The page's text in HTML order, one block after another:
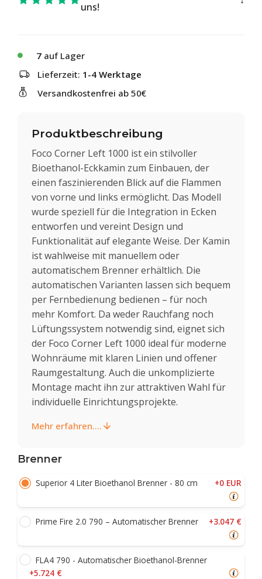
uns!
7 auf Lager
Lieferzeit: 1-4 Werktage
Versandkostenfrei ab 50€
Produktbeschreibung
Foco Corner Left 1000 ist ein stilvoller
Bioethanol-Eckkamin zum Einbauen, der
einen faszinierenden Blick auf die Flammen
von vorne und links ermöglicht. Das Modell
wurde speziell für die Integration in Ecken
entworfen und vereint Design und
Funktionalität auf elegante Weise. Der Kamin
ist wahlweise mit manuellem oder
automatischem Brenner erhältlich. Die
automatischen Varianten lassen sich bequem
per Fernbedienung bedienen – für noch
mehr Komfort. Da weder Rauchfang noch
Lüftungssystem notwendig sind, eignet sich
der Foco Corner Left 1000 ideal für moderne
Wohnräume mit klaren Linien und offener
Raumgestaltung. Auch die unkomplizierte
Montage macht ihn zur attraktiven Wahl für
individuelle Einrichtungsprojekte.
Mehr erfahren....
Brenner
Superior 4 Liter Bioethanol Brenner - 80 cm +0 EUR
Prime Fire 2.0 790 – Automatischer Brenner +3.047 €
FLA4 790 - Automatischer Bioethanol-Brenner
+5.724 €